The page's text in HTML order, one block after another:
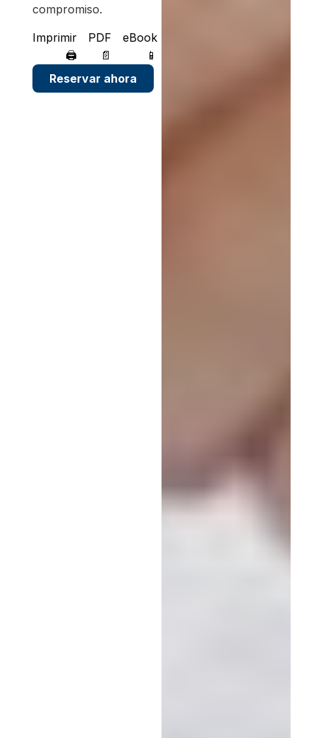
compromiso.
Imprimir
🖨
PDF
📄
eBook
📱
Reservar ahora